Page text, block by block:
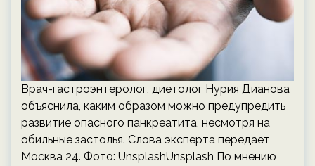
Врач-гастроэнтеролог, диетолог Нурия Дианова
объяснила, каким образом можно предупредить
развитие опасного панкреатита, несмотря на
обильные застолья. Слова эксперта передает
Москва 24. Фото: UnsplashUnsplash По мнению